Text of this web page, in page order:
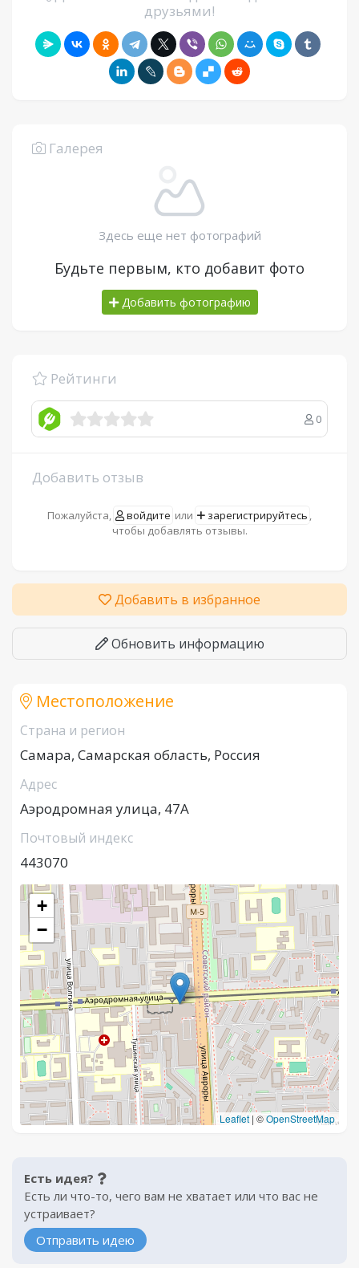
друзьями!
Галерея
Здесь еще нет фотографий
Будьте первым, кто добавит фото
Добавить фотографию
Рейтинги
0
Добавить отзыв
Пожалуйста, войдите или зарегистрируйтесь ,
чтобы добавлять отзывы.
Добавить в избранное
Обновить информацию
Местоположение
Страна и регион
Самара, Самарская область, Россия
Адрес
Аэродромная улица, 47А
Почтовый индекс
443070
+
−
Leaflet | ©OpenStreetMap
Есть идея?
Есть ли что-то, чего вам не хватает или что вас не
устраивает?
Отправить идею